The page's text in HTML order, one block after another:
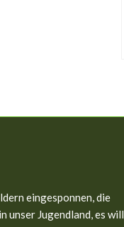
eingesponnen, die
unser Jugendland, es will